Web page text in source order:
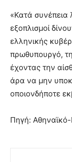
«Κατά συνέπεια
εξοπλισμοί
ελληνικής
πρωθυπουργό,
έχοντας την
άρα να μην
οποιονδήποτε
Πηγή: